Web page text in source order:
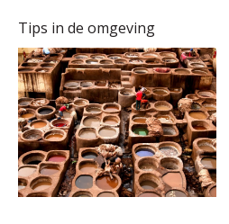
Tips in de omgeving